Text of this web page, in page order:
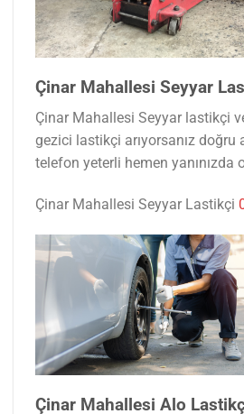
Çinar Mahallesi Seyyar
Çinar Mahallesi Seyyar lastikçi
gezici lastikçi arıyorsanız doğru
telefon yeterli hemen yanınızda
Çinar Mahallesi Seyyar Lastikçi
Çinar Mahallesi Alo